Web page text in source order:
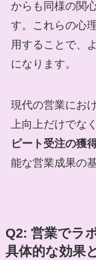
からも同様の関
す。これらの心
用することで、
になります。
現代の営業にお
上向上だけでなく
ピート受注の獲
能な営業成果の
Q2: 営業でラ
具体的な効果